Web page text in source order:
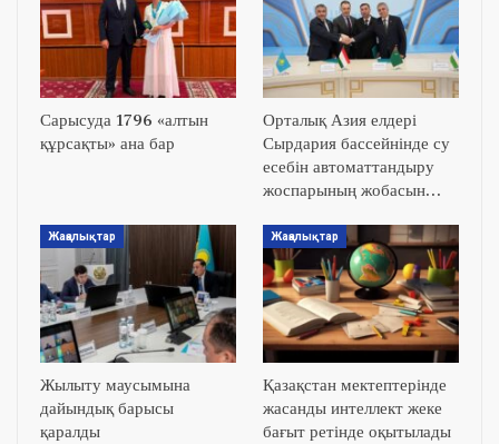
Сарысуда 1796 «алтын
құрсақты» ана бар
Орталық Азия елдері
Сырдария бассейнінде су
есебін автоматтандыру
жоспарының жобасын…
Жаңалықтар
Жылыту маусымына
дайындық барысы
қаралды
Жаңалықтар
Қазақстан мектептерінде
жасанды интеллект жеке
бағыт ретінде оқытылады